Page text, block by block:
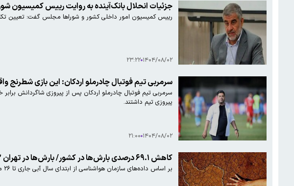
جزئیات انحلال بانک‌آینده به روایت رییس کمیسیون
رییس کمیسیون امور داخلی کشور و شوراها مجلس گفت: تعیین‌
۱۴۰۴/۰۸/۰۲ ۲۳:۲۲
سرمربی تیم فوتبال چادرملو اردکان: این بازی شطرنج
سرمربی تیم فوتبال چادرملو اردکان پس از پیروزی شاگردانش
پیروزی تیم داشتند.
۱۴۰۴/۰۸/۰۲ ۲۱:۰۰
کاهش ۶۹.۱ درصدی بارش‌ها در کشور/ بارش‌ها در تهران ۹۱.۲ درصد کاهش یافت
بر اساس داده‌های سازمان هواشناسی از ابتدای سال آبی جاری تا ۲۶ مهرماه ۱۴۰۴ میزان بارش‌ها در کشور نسبت به دوره بلندمدت ۶۹.۱ درصد کاهش یافته است.